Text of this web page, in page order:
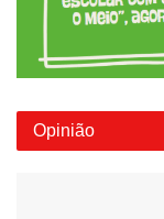
Opinião